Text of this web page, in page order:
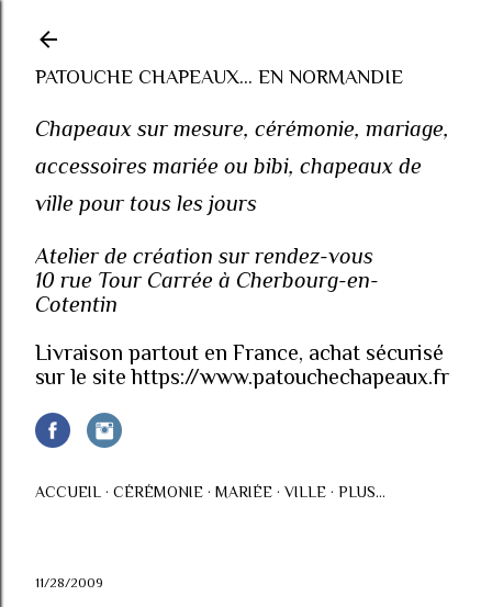
PATOUCHE CHAPEAUX... EN NORMANDIE
Chapeaux sur mesure, cérémonie, mariage,
accessoires mariée ou bibi, chapeaux de
ville pour tous les jours
Atelier de création sur rendez-vous
10 rue Tour Carrée à Cherbourg-en-
Cotentin
Livraison partout en France, achat sécurisé
sur le site https://www.patouchechapeaux.fr
ACCUEIL CÉRÉMONIE MARIÉE VILLE PLUS…
11/28/2009